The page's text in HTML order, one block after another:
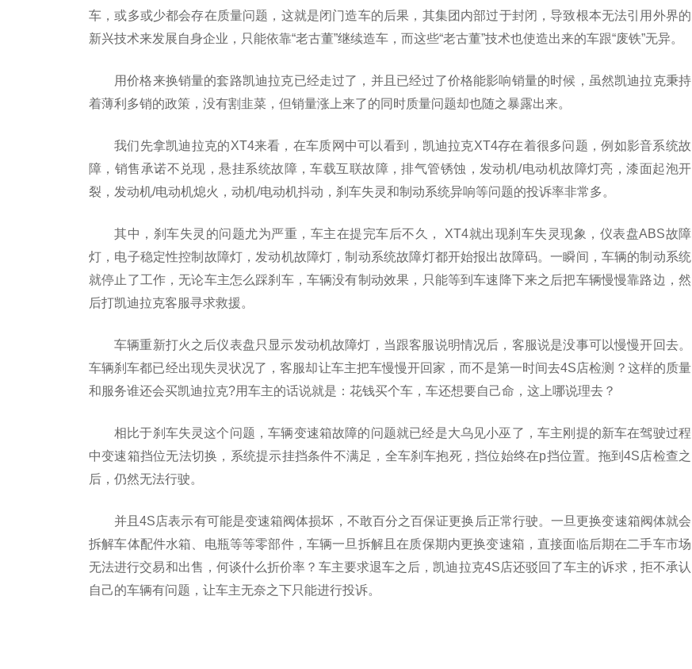
车，或多或少都会存在质量问题，这就是闭门造车的后果，其集团内部过于封闭，导致根本无法引用外界的
新兴技术来发展自身企业，只能依靠“老古董”继续造车，而这些“老古董”技术也使造出来的车跟“废铁”无异。
用价格来换销量的套路凯迪拉克已经走过了，并且已经过了价格能影响销量的时候，虽然凯迪拉克秉持
着薄利多销的政策，没有割韭菜，但销量涨上来了的同时质量问题却也随之暴露出来。
我们先拿凯迪拉克的XT4来看，在车质网中可以看到，凯迪拉克XT4存在着很多问题，例如影音系统故
障，销售承诺不兑现，悬挂系统故障，车载互联故障，排气管锈蚀，发动机/电动机故障灯亮，漆面起泡开
裂，发动机/电动机熄火，动机/电动机抖动，刹车失灵和制动系统异响等问题的投诉率非常多。
其中，刹车失灵的问题尤为严重，车主在提完车后不久， XT4就出现刹车失灵现象，仪表盘ABS故障
灯，电子稳定性控制故障灯，发动机故障灯，制动系统故障灯都开始报出故障码。一瞬间，车辆的制动系统
就停止了工作，无论车主怎么踩刹车，车辆没有制动效果，只能等到车速降下来之后把车辆慢慢靠路边，然
后打凯迪拉克客服寻求救援。
车辆重新打火之后仪表盘只显示发动机故障灯，当跟客服说明情况后，客服说是没事可以慢慢开回去。
车辆刹车都已经出现失灵状况了，客服却让车主把车慢慢开回家，而不是第一时间去4S店检测？这样的质量
和服务谁还会买凯迪拉克?用车主的话说就是：花钱买个车，车还想要自己命，这上哪说理去？
相比于刹车失灵这个问题，车辆变速箱故障的问题就已经是大乌见小巫了，车主刚提的新车在驾驶过程
中变速箱挡位无法切换，系统提示挂挡条件不满足，全车刹车抱死，挡位始终在p挡位置。拖到4S店检查之
后，仍然无法行驶。
并且4S店表示有可能是变速箱阀体损坏，不敢百分之百保证更换后正常行驶。一旦更换变速箱阀体就会
拆解车体配件水箱、电瓶等等零部件，车辆一旦拆解且在质保期内更换变速箱，直接面临后期在二手车市场
无法进行交易和出售，何谈什么折价率？车主要求退车之后，凯迪拉克4S店还驳回了车主的诉求，拒不承认
自己的车辆有问题，让车主无奈之下只能进行投诉。